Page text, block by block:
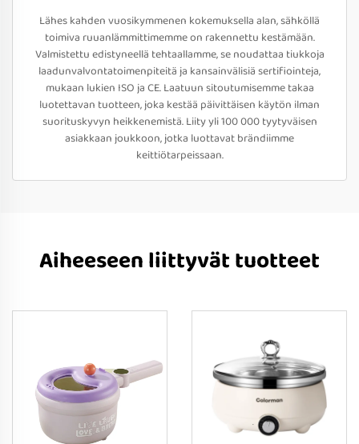
Lähes kahden vuosikymmenen kokemuksella alan, sähköllä
toimiva ruuanlämmittimemme on rakennettu kestämään.
Valmistettu edistyneellä tehtaallamme, se noudattaa tiukkoja
laadunvalvontatoimenpiteitä ja kansainvälisiä sertifiointeja,
mukaan lukien ISO ja CE. Laatuun sitoutumisemme takaa
luotettavan tuotteen, joka kestää päivittäisen käytön ilman
suorituskyvyn heikkenemistä. Liity yli 100 000 tyytyväisen
asiakkaan joukkoon, jotka luottavat brändiimme
keittiötarpeissaan.
Aiheeseen liittyvät tuotteet